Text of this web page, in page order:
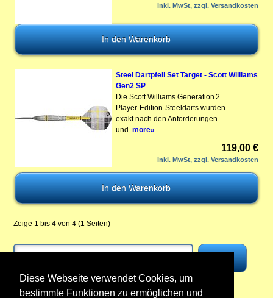
Diese Webseite verwendet Cookies, um
bestimmte Funktionen zu ermöglichen und
inkl. MwSt, zzgl.Versandkosten
Steel Dartpfeil Set Target - Scott Williams
Gen2 SP
Die Scott Williams Generation 2
Player-Edition-Steeldarts wurden
exakt nach den Anforderungen
und..more»
119,00 €
inkl. MwSt, zzgl.Versandkosten
Zeige 1 bis 4 von 4 (1 Seiten)